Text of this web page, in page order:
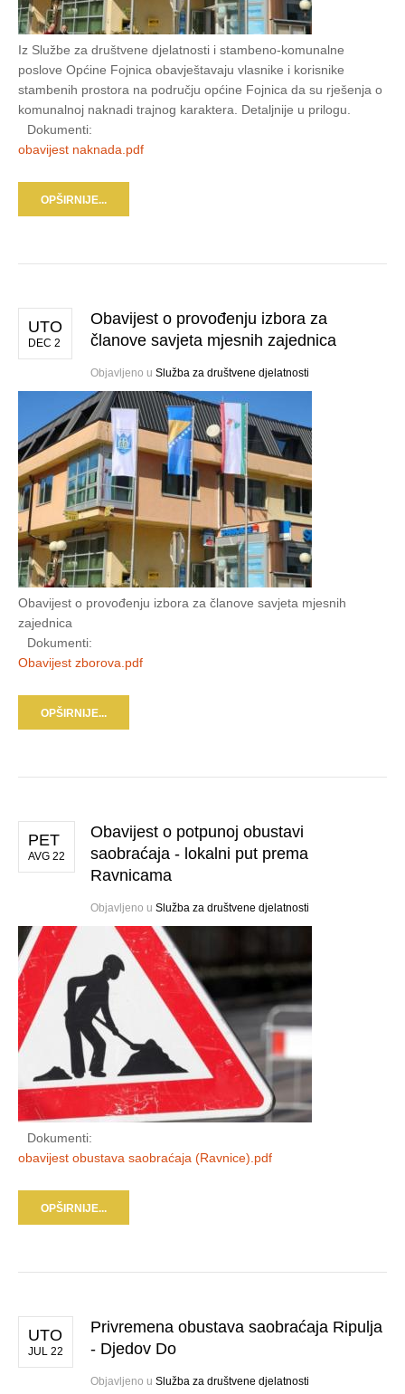
Iz Službe za društvene djelatnosti i stambeno-komunalne
poslove Općine Fojnica obavještavaju vlasnike i korisnike
stambenih prostora na području općine Fojnica da su rješenja o
komunalnoj naknadi trajnog karaktera. Detaljnije u prilogu.
Dokumenti:
obavijest naknada.pdf
OPŠIRNIJE...
UTO
DEC 2
Obavijest o provođenju izbora za
članove savjeta mjesnih zajednica
Objavljeno u Služba za društvene djelatnosti
Obavijest o provođenju izbora za članove savjeta mjesnih
zajednica
Dokumenti:
Obavijest zborova.pdf
OPŠIRNIJE...
PET
AVG 22
Obavijest o potpunoj obustavi
saobraćaja - lokalni put prema
Ravnicama
Objavljeno u Služba za društvene djelatnosti
Dokumenti:
obavijest obustava saobraćaja (Ravnice).pdf
OPŠIRNIJE...
UTO
JUL 22
Privremena obustava saobraćaja Ripulja
- Djedov Do
Objavljeno u Služba za društvene djelatnosti